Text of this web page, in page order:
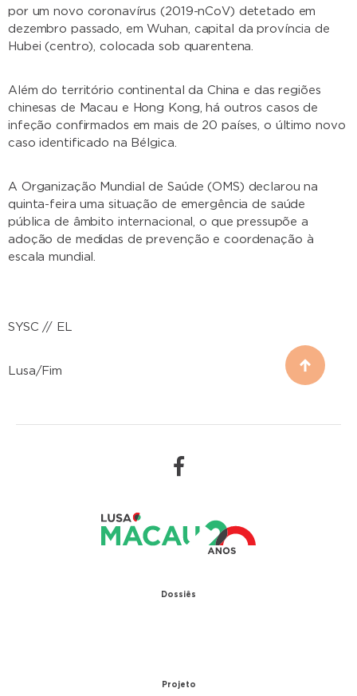
por um novo coronavírus (2019-nCoV) detetado em
dezembro passado, em Wuhan, capital da província de
Hubei (centro), colocada sob quarentena.
Além do território continental da China e das regiões
chinesas de Macau e Hong Kong, há outros casos de
infeção confirmados em mais de 20 países, o último novo
caso identificado na Bélgica.
A Organização Mundial de Saúde (OMS) declarou na
quinta-feira uma situação de emergência de saúde
pública de âmbito internacional, o que pressupõe a
adoção de medidas de prevenção e coordenação à
escala mundial.
SYSC // EL
Lusa/Fim
Dossiês
Projeto